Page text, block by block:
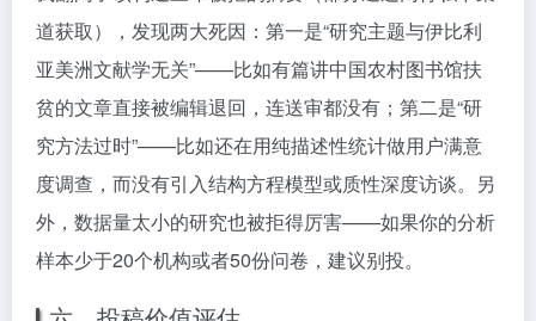
道获取），发现两大死因：第一是“研究主题与伊比利
亚美洲文献学无关”——比如有篇讲中国农村图书馆扶
贫的文章直接被编辑退回，连送审都没有；第二是“研
究方法过时”——比如还在用纯描述性统计做用户满意
度调查，而没有引入结构方程模型或质性深度访谈。另
外，数据量太小的研究也被拒得厉害——如果你的分析
样本少于20个机构或者50份问卷，建议别投。